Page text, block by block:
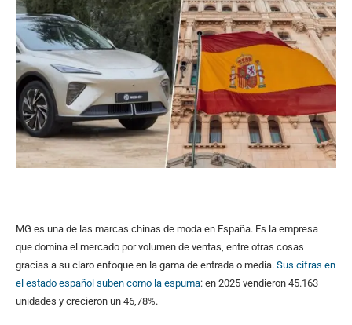
MG es una de las marcas chinas de moda en España. Es la empresa
que domina el mercado por volumen de ventas, entre otras cosas
gracias a su claro enfoque en la gama de entrada o media. Sus cifras en
el estado español suben como la espuma: en 2025 vendieron 45.163
unidades y crecieron un 46,78%.